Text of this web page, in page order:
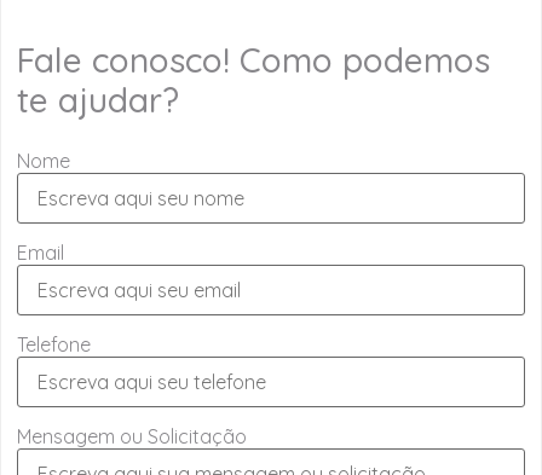
Fale conosco! Como podemos
te ajudar?
Nome
Email
Telefone
Mensagem ou Solicitação